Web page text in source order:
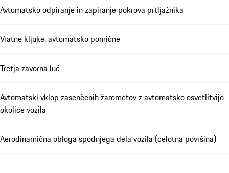
Avtomatsko odpiranje in zapiranje pokrova prtljažnika
Vratne kljuke, avtomatsko pomične
Tretja zavorna luč
Avtomatski vklop zasenčenih žarometov z avtomatsko osvetlitvijo
okolice vozila
Aerodinamična obloga spodnjega dela vozila (celotna površina)